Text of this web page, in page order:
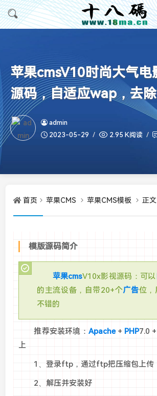
苹果cmsV10时尚大气电
源码，自适应wap，去
admin
2023-05-29
2.95 K阅读
首页 苹果CMS 苹果CMS模板 正文
模版源码简介
苹果cmsV10x影视源码：可以
的主流设备，自带20+个广告位，
不错的
推荐安装环境： Apache+ PHP7.0 +
上
1、登录ftp，通过ftp把压缩包上传
2、解压并安装好